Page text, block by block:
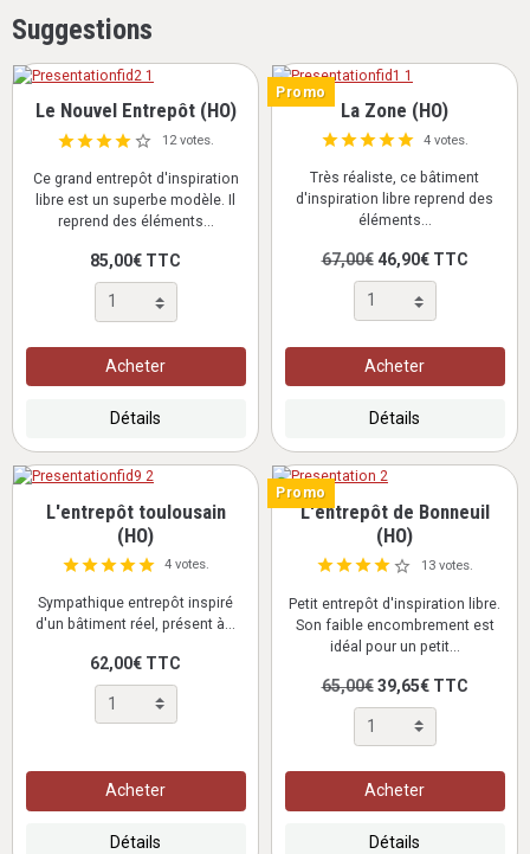
Suggestions
Le Nouvel Entrepôt (HO)
12 votes.
Ce grand entrepôt d'inspiration
libre est un superbe modèle. Il
reprend des éléments...
85,00€ TTC
Acheter
Détails
Promo
La Zone (HO)
4 votes.
Très réaliste, ce bâtiment
d'inspiration libre reprend des
éléments...
67,00€ 46,90€ TTC
Acheter
Détails
L'entrepôt toulousain
(HO)
4 votes.
Sympathique entrepôt inspiré
d'un bâtiment réel, présent à...
62,00€ TTC
Acheter
Détails
Promo
L'entrepôt de Bonneuil
(HO)
13 votes.
Petit entrepôt d'inspiration libre.
Son faible encombrement est
idéal pour un petit...
65,00€ 39,65€ TTC
Acheter
Détails